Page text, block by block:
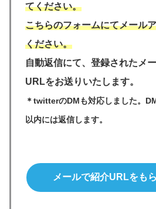
てください。
こちらのフォームにてメール
ください。
自動返信にて、登録されたメ
URLをお送りいたします。
＊twitterのDMも対応しました。
以内には返信します。
メールで紹介URLをも